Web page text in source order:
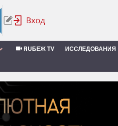
RUБЕЖ TV ИССЛЕДОВАНИЯ